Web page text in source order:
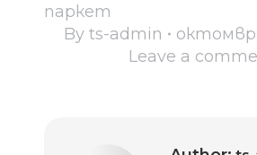
паркет
By ts-admin
Leave a